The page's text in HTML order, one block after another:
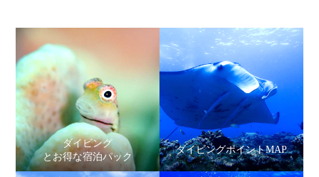
ダイビング
とお得な宿泊パック
ダイビングポイントMAP